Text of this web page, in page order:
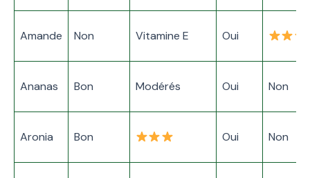
Amande Non Vitamine E Oui
Ananas Bon Modérés Oui Non
Aronia Bon Oui Non